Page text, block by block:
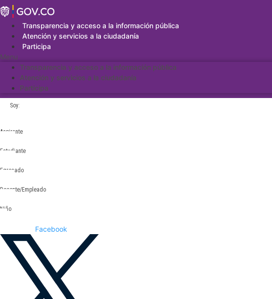
Saltar
al
contenidoTransparencia y acceso a la información pública
Atención y servicios a la ciudadanía
Participa
Menu
Transparencia y acceso a la información pública
Atención y servicios a la ciudadanía
Participa
Soy:
Aspirante
Estudiante
Egresado
Docente/Empleado
Niño
Facebook